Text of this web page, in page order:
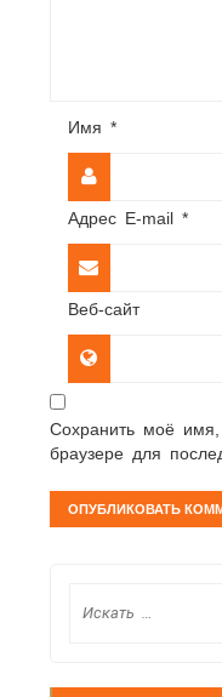
Имя *
Адрес E-mail *
Веб-сайт
Сохранить моё
браузере для